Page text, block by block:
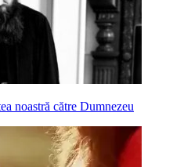
noastră către Dumnezeu